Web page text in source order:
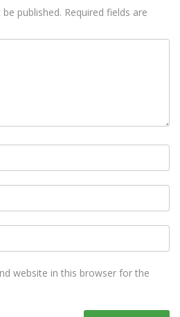
published. Required fields are
website in this browser for the